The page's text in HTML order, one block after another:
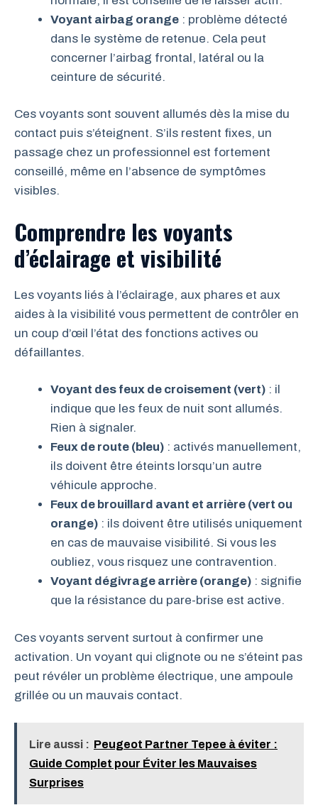
Voyant airbag orange : problème détecté
dans le système de retenue. Cela peut
concerner l’airbag frontal, latéral ou la
ceinture de sécurité.
Ces voyants sont souvent allumés dès la mise du
contact puis s’éteignent. S’ils restent fixes, un
passage chez un professionnel est fortement
conseillé, même en l’absence de symptômes
visibles.
Comprendre les voyants
d’éclairage et visibilité
Les voyants liés à l’éclairage, aux phares et aux
aides à la visibilité vous permettent de contrôler en
un coup d’œil l’état des fonctions actives ou
défaillantes.
Voyant des feux de croisement (vert) : il
indique que les feux de nuit sont allumés.
Rien à signaler.
Feux de route (bleu) : activés manuellement,
ils doivent être éteints lorsqu’un autre
véhicule approche.
Feux de brouillard avant et arrière (vert ou
orange) : ils doivent être utilisés uniquement
en cas de mauvaise visibilité. Si vous les
oubliez, vous risquez une contravention.
Voyant dégivrage arrière (orange) : signifie
que la résistance du pare-brise est active.
Ces voyants servent surtout à confirmer une
activation. Un voyant qui clignote ou ne s’éteint pas
peut révéler un problème électrique, une ampoule
grillée ou un mauvais contact.
Lire aussi : Peugeot Partner Tepee à éviter :
Guide Complet pour Éviter les Mauvaises
Surprises